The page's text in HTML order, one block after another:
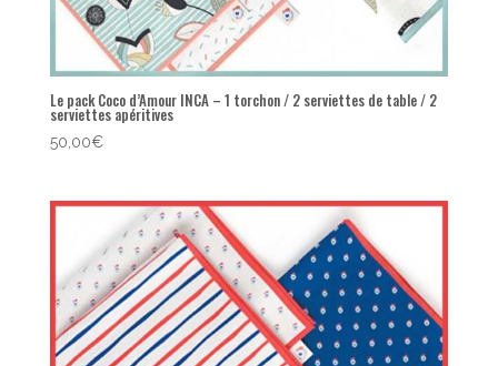
Le pack Coco d’Amour INCA – 1 torchon / 2 serviettes de table / 2
serviettes apéritives
50,00€